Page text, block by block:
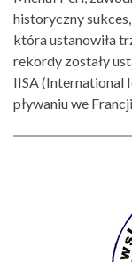
historyczny
która ustanowiła
rekordy zostały
IISA (International
pływaniu we